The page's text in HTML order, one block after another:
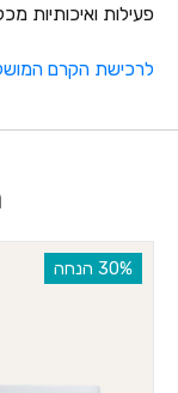
פעילות ואיכותיות
לרכישת הקרם
‫30% הנחה